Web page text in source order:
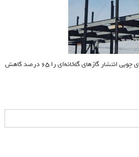
مایکروسافت می‌گوید دیتاسنترهای چوبی انتشار گازهای گلخانه‌ای را ۶۵ درصد کاهش